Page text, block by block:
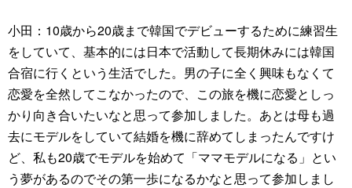
小田：10歳から20歳まで韓国でデビューするために練習生
をしていて、基本的には日本で活動して長期休みには韓国
合宿に行くという生活でした。男の子に全く興味もなくて
恋愛を全然してこなかったので、この旅を機に恋愛としっ
かり向き合いたいなと思って参加しました。あとは母も過
去にモデルをしていて結婚を機に辞めてしまったんですけ
ど、私も20歳でモデルを始めて「ママモデルになる」とい
う夢があるのでその第一歩になるかなと思って参加しまし